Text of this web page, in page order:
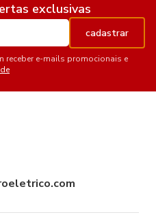
exclusivas
cadastrar
receber e-mails promocionais e